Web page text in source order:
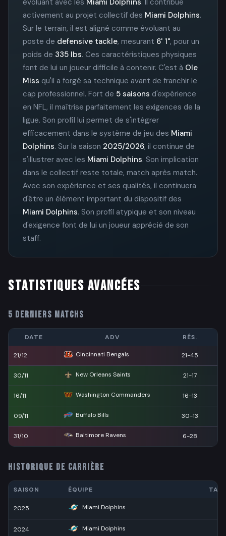
activement au projet collectif des Miami Dolphins.
Sur le terrain, il est aligné comme évoluant au
poste de defensive tackle, mesurant 6' 1", pour un
poids de 335 lbs. Ces caractéristiques physiques
font de lui un joueur difficile à contenir. C'est à Ole
Miss qu'il a forgé sa technique avant de franchir le
cap professionnel. Fort de 5 saisons d'expérience
en NFL, il maîtrise parfaitement les exigences de la
ligue. Son profil lui permet de s'intégrer
efficacement dans le système de jeu des Miami
Dolphins. Sur la saison 2025/2026, il continue de
s'illustrer avec les Miami Dolphins. Son implication
dans le collectif reste totale, match après match.
Avec son expérience et ses qualités, il continuera
d'être un élément important du dispositif des
Miami Dolphins. Son profil atypique et son niveau
d'exigence font de lui un joueur apprécié de son
staff.
STATISTIQUES AVANCÉES
5 DERNIERS MATCHS
DATE ADV RÉS.
21/12 Cincinnati Bengals 21-45
30/11 New Orleans Saints 21-17
16/11 Washington Commanders 16-13
09/11 Buffalo Bills 30-13
31/10 Baltimore Ravens 6-28
HISTORIQUE DE CARRIÈRE
SAISON ÉQUIPE
2025 Miami Dolphins
2024 Miami Dolphins